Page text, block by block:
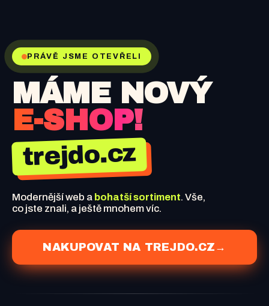
PRÁVĚ JSME OTEVŘELI
MÁME NOVÝ
E-SHOP!
trejdo.cz
Modernější web a bohatší sortiment. Vše,
co jste znali, a ještě mnohem víc.
NAKUPOVAT NA TREJDO.CZ →